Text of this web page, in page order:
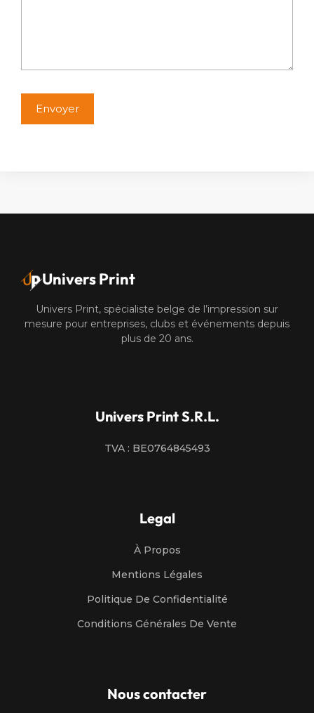
Univers Print
Univers Print, spécialiste belge de l’impression sur
mesure pour entreprises, clubs et événements depuis
plus de 20 ans.
Univers Print S.R.L.
TVA : BE0764845493
Legal
À Propos
Mentions Légales
Politique De Confidentialité
Conditions Générales De Vente
Nous contacter